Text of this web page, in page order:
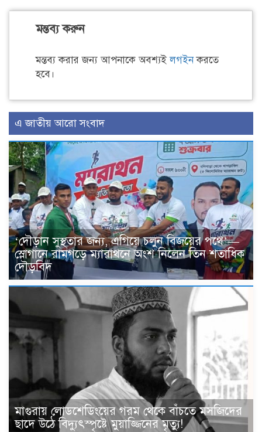
মন্তব্য করুন
মন্তব্য করার জন্য আপনাকে অবশ্যইলগইনকরতে
হবে।
এ জাতীয় আরো সংবাদ
‘দৌড়ান সুস্থতার জন্য, এগিয়ে চলুন বিজয়ের পথে’—
স্লোগানে রামগড়ে ম্যারাথনে অংশ নিলেন তিন শতাধিক
দৌড়বিদ
মাগুরায় লোডশেডিংয়ের গরম থেকে বাঁচতে মসজিদের
ছাদে উঠে বিদ্যুৎস্পৃষ্টে মুয়াজ্জিনের মৃত্যু!